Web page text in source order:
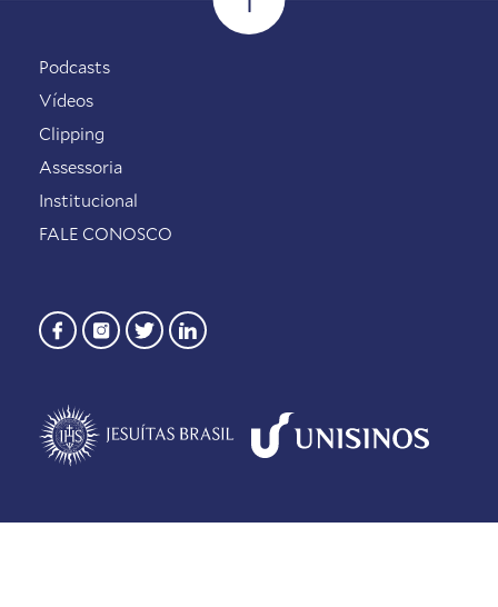
Podcasts
Vídeos
Clipping
Assessoria
Institucional
FALE CONOSCO